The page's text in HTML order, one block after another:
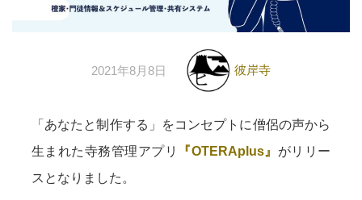
2021年8月8日 彼岸寺
「あなたと制作する」をコンセプトに僧侶の声から
生まれた寺務管理アプリ
『OTERAplus』 がリリー
スとなりました。